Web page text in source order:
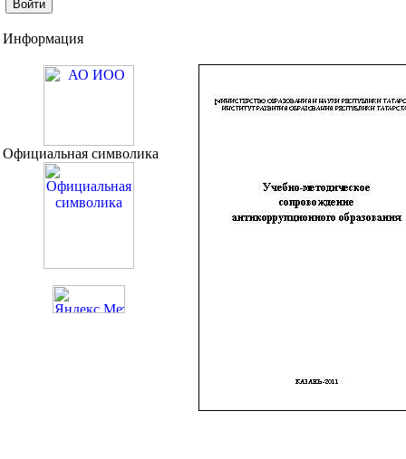
Информация
Официальная символика